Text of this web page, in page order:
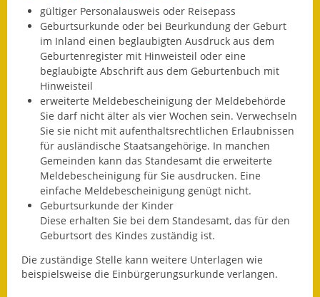
Sitzungsberichte 2016
Sitzungsberichte 2017
Sitzungsberichte 2018
Sitzungsberichte 2019
Sitzungsberichte 2020
Gemeindeverwaltung
Haushalt & Finanzen
Eröffnungsbilanz
Getrennte
Abwassergebühr
gültiger Personalausweis oder Reisepass
Geburtsurkunde oder bei Beurkundung der Geburt
im Inland einen beglaubigten Ausdruck aus dem
Geburtenregister mit Hinweisteil oder eine
beglaubigte Abschrift aus dem Geburtenbuch mit
Hinweisteil
erweiterte Meldebescheinigung der Meldebehörde
Sie darf nicht älter als vier Wochen sein. Verwechseln
Sie sie nicht mit aufenthaltsrechtlichen Erlaubnissen
für ausländische Staatsangehörige. In manchen
Gemeinden kann das Standesamt die erweiterte
Meldebescheinigung für Sie ausdrucken. Eine
einfache Meldebescheinigung genügt nicht.
Geburtsurkunde der Kinder
Diese erhalten Sie bei dem Standesamt, das für den
Geburtsort des Kindes zuständig ist.
Die zuständige Stelle kann weitere Unterlagen wie
beispielsweise die Einbürgerungsurkunde verlangen.